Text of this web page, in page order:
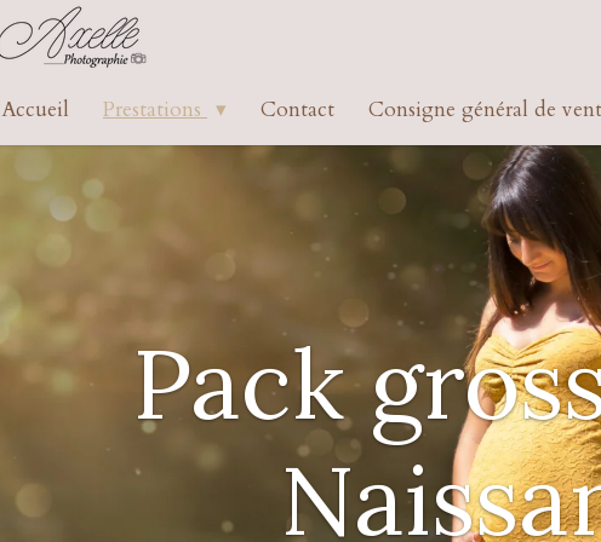
Accueil Prestations Contact Consigne général de
Pack